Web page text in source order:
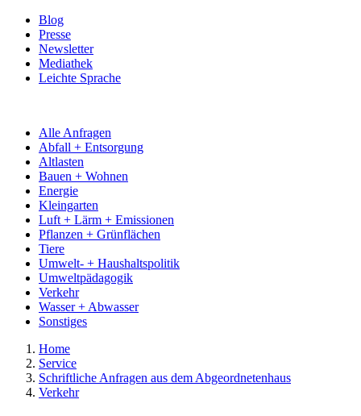
Blog
Presse
Newsletter
Mediathek
Leichte Sprache
Alle Anfragen
Abfall + Entsorgung
Altlasten
Bauen + Wohnen
Energie
Kleingarten
Luft + Lärm + Emissionen
Pflanzen + Grünflächen
Tiere
Umwelt- + Haushaltspolitik
Umweltpädagogik
Verkehr
Wasser + Abwasser
Sonstiges
Home
Service
Schriftliche Anfragen aus dem Abgeordnetenhaus
Verkehr